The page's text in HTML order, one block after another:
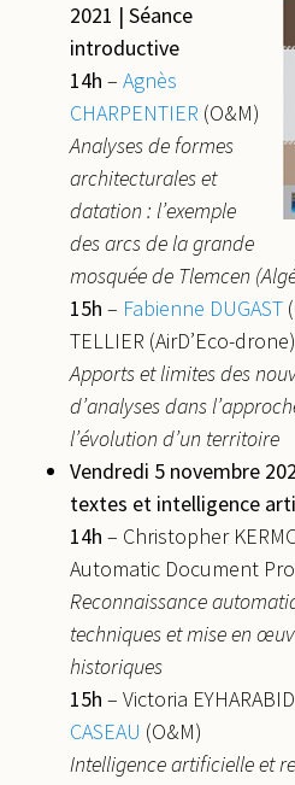
2021 | Séance
introductive
14h – Agnès
CHARPENTIER (O&M)
Analyses de formes
architecturales et
datation : l’exemple
des arcs de la grande
mosquée de Tlemcen
15h – Fabienne DUGAST
TELLIER (AirD’Eco-drone)
Apports et limites des
d’analyses dans
l’évolution d’un territoire
Vendredi 5 novembre
textes et intelligence
14h – Christopher
Automatic Document
Reconnaissance
techniques et mise en
historiques
15h – Victoria
CASEAU (O&M)
Intelligence artificielle et